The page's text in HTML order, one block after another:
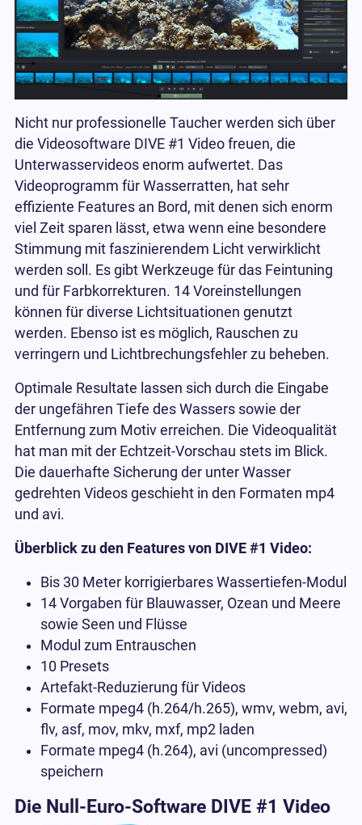
Nicht nur professionelle Taucher werden sich über
die Videosoftware DIVE #1 Video freuen, die
Unterwasservideos enorm aufwertet. Das
Videoprogramm für Wasserratten, hat sehr
effiziente Features an Bord, mit denen sich enorm
viel Zeit sparen lässt, etwa wenn eine besondere
Stimmung mit faszinierendem Licht verwirklicht
werden soll. Es gibt Werkzeuge für das Feintuning
und für Farbkorrekturen. 14 Voreinstellungen
können für diverse Lichtsituationen genutzt
werden. Ebenso ist es möglich, Rauschen zu
verringern und Lichtbrechungsfehler zu beheben.
Optimale Resultate lassen sich durch die Eingabe
der ungefähren Tiefe des Wassers sowie der
Entfernung zum Motiv erreichen. Die Videoqualität
hat man mit der Echtzeit-Vorschau stets im Blick.
Die dauerhafte Sicherung der unter Wasser
gedrehten Videos geschieht in den Formaten mp4
und avi.
Überblick zu den Features von DIVE #1 Video:
Bis 30 Meter korrigierbares Wassertiefen-Modul
14 Vorgaben für Blauwasser, Ozean und Meere
sowie Seen und Flüsse
Modul zum Entrauschen
10 Presets
Artefakt-Reduzierung für Videos
Formate mpeg4 (h.264/h.265), wmv, webm, avi,
flv, asf, mov, mkv, mxf, mp2 laden
Formate mpeg4 (h.264), avi (uncompressed)
speichern
Die Null-Euro-Software DIVE #1 Video